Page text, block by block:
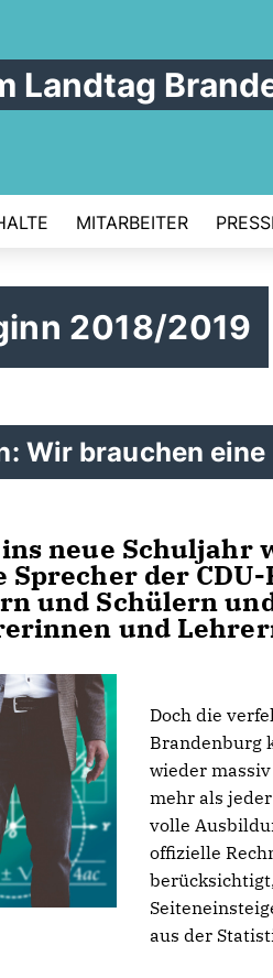
Landtag
MITARBEITER
2018/2019
Wir brauchen
neue Schuljahr
der
und Schülern
und
Doch die
Brandenburg
wieder
mehr als
volle
offizielle
aus der